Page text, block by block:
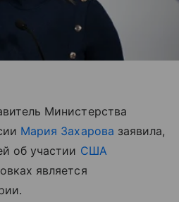
Министерства
Мария Захарова заявила,
об участии США
является